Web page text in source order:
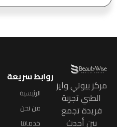
مركز بيوتي وايز
الطبي تجربة
فريدة تجمع
بين أحدث
روابط سريعة
الرئيسية
من نحن
خدماتنا